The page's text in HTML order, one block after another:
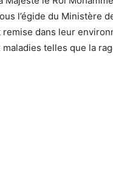
l’égide du Ministère
dans leur
telles que la